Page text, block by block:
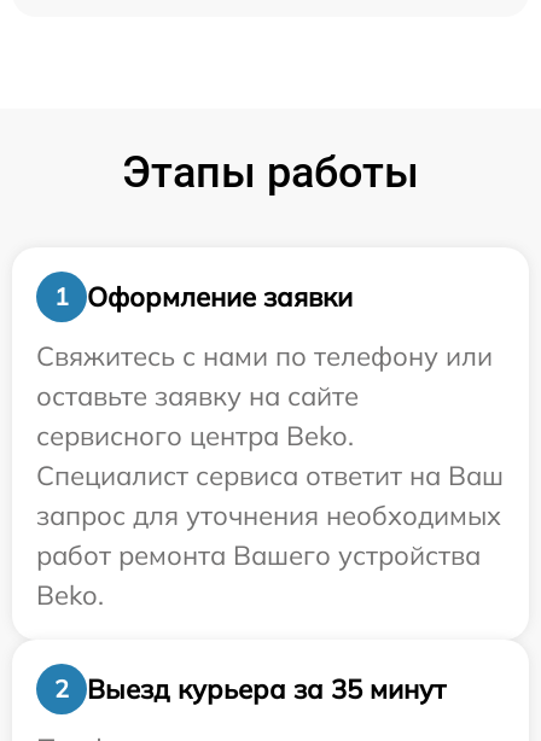
Этапы работы
1
Оформление заявки
Свяжитесь с нами по телефону или
оставьте заявку на сайте
сервисного центра Beko.
Специалист сервиса ответит на Ваш
запрос для уточнения необходимых
работ ремонта Вашего устройства
Beko.
2
Выезд курьера за 35 минут